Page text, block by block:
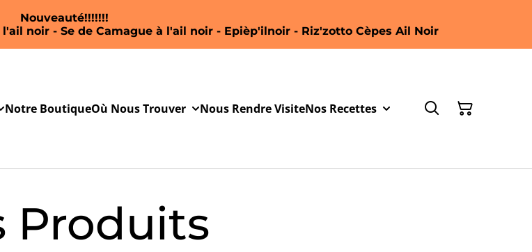
Nouveauté!!!!!!!
noir - Se de Camague à l'ail noir - Epièp'ilnoir - Riz'zotto Cèpes Ail Noir
Notre BoutiqueOù Nous Trouver Nous Rendre VisiteNos Recettes
Produits